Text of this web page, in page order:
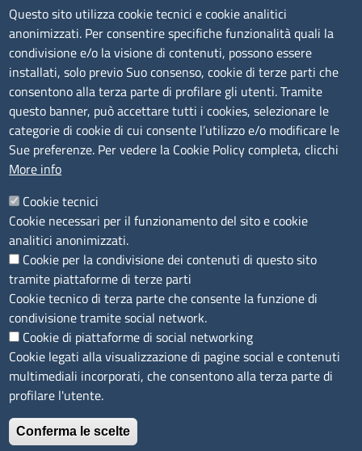
Contatti
Sede Legale di Latina: Viale Umberto I, 80 - 04100 (LT)
tel. 0773/6721
Sede di Frosinone: Via Alcide De Gasperi, 1 - 03100 (FR)
tel. 0775/2751
Peccciaa@pec.frlt.camcom.it
Ufficio relazioni con il pubblico
Codice Fiscale e Partita Iva: 02957560598
Codice univoco ufficio fatt.elettronica: 1TOEDU
Seguici su
Sito web
Accesso riservato
Mappa del sito
Feedback accessibilità
Questo sito utilizza cookie tecnici e cookie analitici
anonimizzati. Per consentire specifiche funzionalità quali la
condivisione e/o la visione di contenuti, possono essere
installati, solo previo Suo consenso, cookie di terze parti che
consentono alla terza parte di profilare gli utenti. Tramite
questo banner, può accettare tutti i cookies, selezionare le
categorie di cookie di cui consente l’utilizzo e/o modificare le
Sue preferenze. Per vedere la Cookie Policy completa, clicchi
More info
Cookie tecnici
Cookie necessari per il funzionamento del sito e cookie
analitici anonimizzati.
Cookie per la condivisione dei contenuti di questo sito
tramite piattaforme di terze parti
Cookie tecnico di terza parte che consente la funzione di
condivisione tramite social network.
Cookie di piattaforme di social networking
Cookie legati alla visualizzazione di pagine social e contenuti
multimediali incorporati, che consentono alla terza parte di
profilare l'utente.
Conferma le scelte